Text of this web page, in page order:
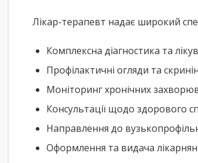
Лікар-терапевт надає широкий
Комплексна діагностика та
Профілактичні огляди та
Моніторинг хронічних
Консультації щодо здорового
Направлення до
Оформлення та видача